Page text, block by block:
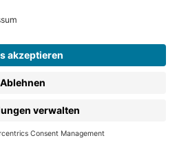
Blumenstraße 36, D-70182